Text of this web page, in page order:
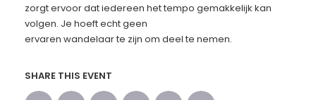
zorgt ervoor dat iedereen het tempo gemakkelijk kan
volgen. Je hoeft echt geen
ervaren wandelaar te zijn om deel te nemen.
SHARE THIS EVENT